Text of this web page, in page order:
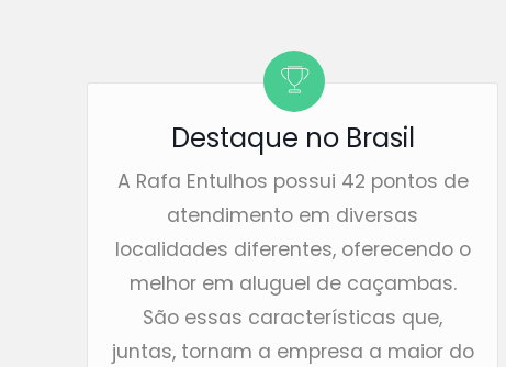
Destaque no Brasil
A Rafa Entulhos possui 42 pontos de
atendimento em diversas
localidades diferentes, oferecendo o
melhor em aluguel de caçambas.
São essas características que,
juntas, tornam a empresa a maior do